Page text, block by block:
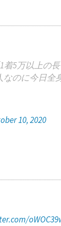
5万以上の
のに今日全
10, 2020